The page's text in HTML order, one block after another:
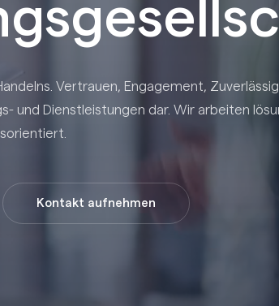
Vertrauen, Engagement,
und Dienstleistungen dar. Wir arbeiten
Kontakt aufnehmen